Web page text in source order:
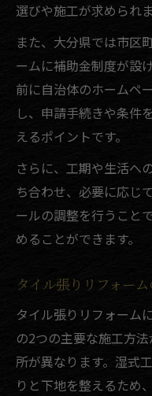
選びや施工が求められま
また、大分県では市区
ームに補助金制度が設
前に自治体のホームペ
し、申請手続きや条件
えるポイントです。
さらに、工期や生活へ
ち合わせ、必要に応じ
ールの調整を行うこと
めることができます。
タイル張りリフォー
タイル張りリフォーム
の2つの主要な施工方
所が異なります。湿式
りと下地を整えるため